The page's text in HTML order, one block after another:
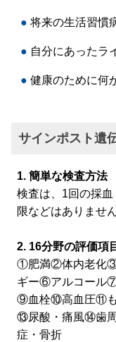
将来の生活習慣
自分にあったラ
健康のために何
サインポスト遺
1. 簡単な検査方法
検査は、1回の採
限などはありません
2. 16分野の評価項
①肥満②体内老化③
ギー⑥アルコール
⑨血栓⑩高血圧⑪も
⑬尿酸・痛風⑭歯
症・骨折